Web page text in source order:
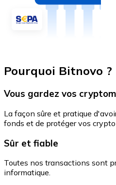
Pourquoi Bitnovo ?
Vous gardez vos
La façon sûre et pratique
fonds et de protéger vos
Sûr et fiable
Toutes nos transactions sont
informatique.